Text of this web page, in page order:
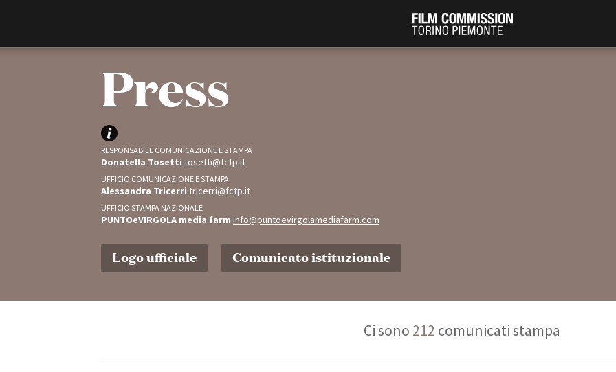
ABOUT
Storia della Fondazione
Contatti
Partner
Strutture di servizio
Professionisti
Beginners
LOCATION GUIDE
Press
RESPONSABILE COMUNICAZIONE E STAMPA
Donatella Tosetti tosetti@fctp.it
UFFICIO COMUNICAZIONE E STAMPA
Alessandra Tricerri tricerri@fctp.it
UFFICIO STAMPA NAZIONALE
PUNTOeVIRGOLA media farm info@puntoevirgolamediafarm.com
Logo ufficiale Comunicato istituzionale
Ci sono 212 comunicati stampa